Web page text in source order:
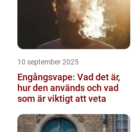
10 september 2025
Engångsvape: Vad det är,
hur den används och vad
som är viktigt att veta